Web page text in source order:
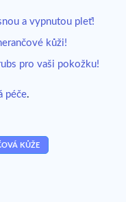
a vypnutou pleť!
kůži!
pro vaši pokožku!
péče.
KŮŽE